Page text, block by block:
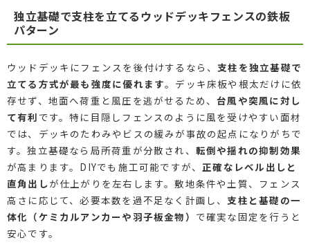
独立基礎で支柱を立てるウッドデッキフェンスの鉄板
パターン
ウッドデッキにフェンスを後付けするなら、 支柱を独立基礎で
立てる方式が最も強度に優れます。デッキ床板や根太だけに依
存せず、地面へ荷重と風圧を逃がせるため、 台風や突風に対し
て有利 です。特に目隠しフェンスのように風を受けやすい面材
では、デッキのたわみやビスの緩みが事故の起点になりがちで
す。独立基礎なら局所荷重が分散され、 転倒や揺れの抑制効果
が高まります。DIYでも施工可能ですが、 正確なレベル出しと
直角出しが仕上がりを左右します。敷地条件や土質、フェンス
高さに応じて、必要本数を過不足なく計画し、 支柱と基礎の一
体化（ケミカルアンカーや羽子板金物） で確実な固定を行うと
安心です。